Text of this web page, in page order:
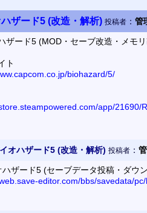
ザード5 (改造・解析) 投稿者 ： 管
ザード5 (MOD・セーブ改造・メモ
ト
biohazard/5/
app/21690/
オハザード5 (改造・解析) 投稿者 ：
ハザード5 (セーブデータ投稿・ダウ
editor.com/bbs/savedata/